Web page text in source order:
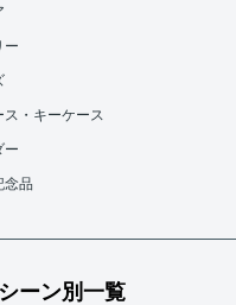
ー
ス・キーケース
ー
念品
ーン別一覧